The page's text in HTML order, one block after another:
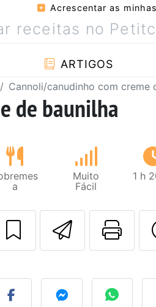
Acrescentar as
ARTIGOS
Cannoli/canudinho com creme
de baunilha
a
Muito
Fácil
1 h
Enviar